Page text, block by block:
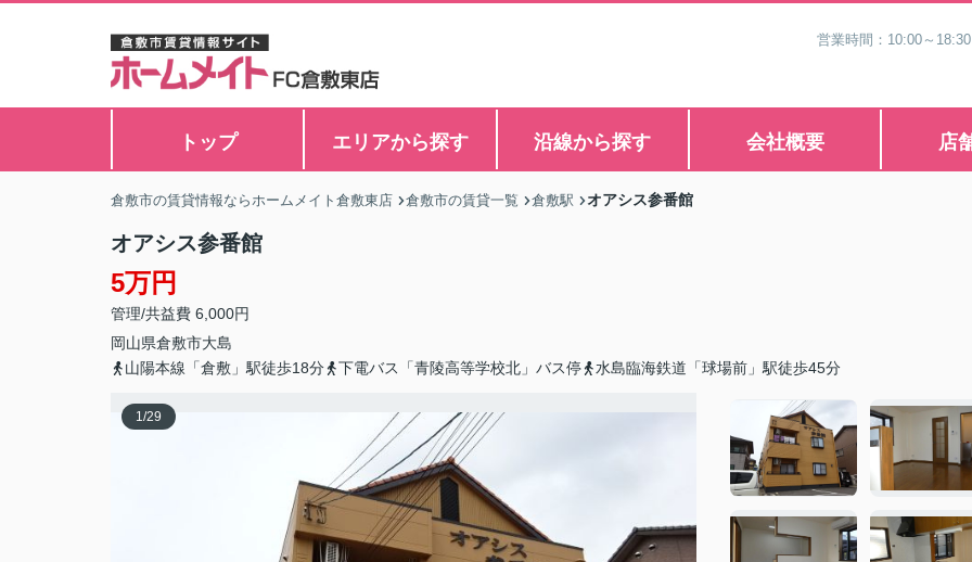
営業時間：10:00～
トップ エリアから探す 沿線から探す 会社概要 店
倉敷市の賃貸情報ならホームメイト倉敷東店 倉敷市の賃貸一覧 倉敷駅 オアシス参番館
オアシス参番館
5万円
管理/共益費 6,000円
岡山県倉敷市大島
山陽本線「倉敷」駅徒歩18分
下電バス「青陵高等学校北」バス停 水島臨海鉄道「球場前」駅徒歩45分
1/29